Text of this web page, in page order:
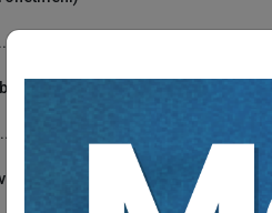
23
Kurucu Ortağı)
31